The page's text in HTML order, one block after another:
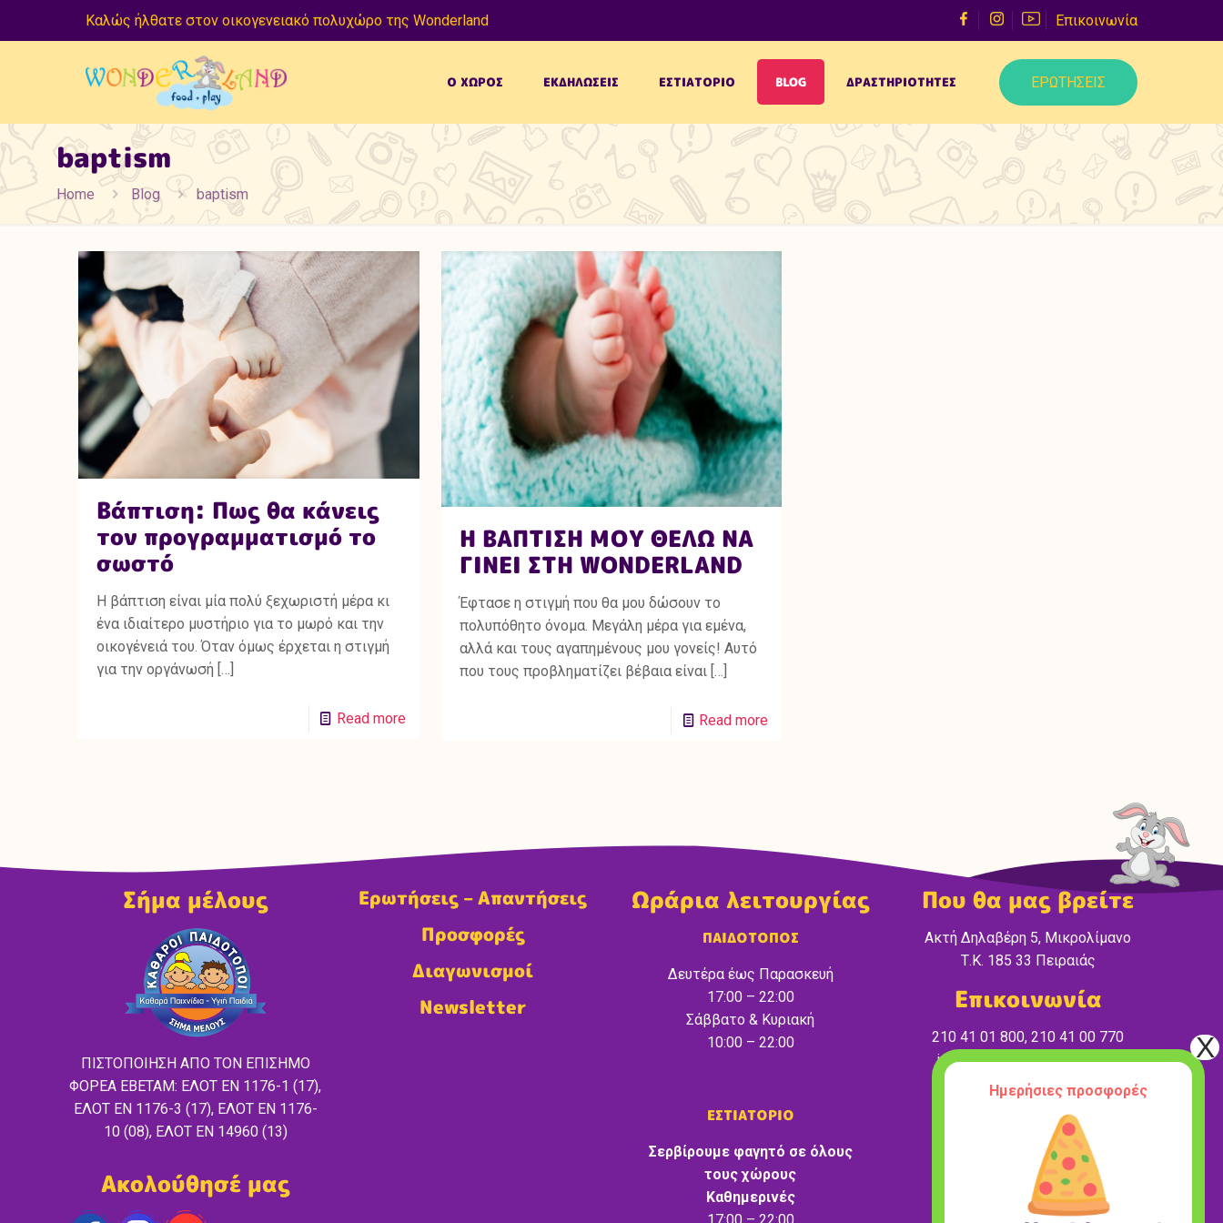
Καλώς ήλθατε στον οικογενειακό πολυχώρο της Wonderland Επικοινωνία
Ο ΧΩΡΟΣ ΕΚΔΗΛΩΣΕΙΣ ΕΣΤΙΑΤΟΡΙΟ BLOG ΔΡΑΣΤΗΡΙΟΤΗΤΕΣ ΕΡΩΤΗΣΕΙΣ
baptism
Home Blog baptism
Βάπτιση: Πως θα κάνεις
τον προγραμματισμό το
σωστό
Η βάπτιση είναι μία πολύ ξεχωριστή μέρα κι
ένα ιδιαίτερο μυστήριο για το μωρό και την
οικογένειά του. Όταν όμως έρχεται η στιγμή
για την οργάνωσή […]
Read more
Η ΒΑΠΤΙΣΗ ΜΟΥ ΘΕΛΩ ΝΑ
ΓΙΝΕΙ ΣΤΗ WONDERLAND
Έφτασε η στιγμή που θα μου δώσουν το
πολυπόθητο όνομα. Μεγάλη μέρα για εμένα,
αλλά και τους αγαπημένους μου γονείς! Αυτό
που τους προβληματίζει βέβαια είναι[…]
Read more
Που θα μας βρείτε
Ακτή Δηλαβέρη 5, Μικρολίμανο
Τ.Κ. 185 33 Πειραιάς
Επικοινωνία
210 41 01 800, 210 41 00 770
info@wonderland-peiraias.gr
Ωράρια λειτουργίας
ΠΑΙΔΟΤΟΠΟΣ
Δευτέρα έως Παρασκευή
17:00 – 22:00
Σάββατο & Κυριακή
10:00 – 22:00
ΕΣΤΙΑΤΟΡΙΟ
Σερβίρουμε φαγητό σε όλους
τους χώρους
Καθημερινές
Ερωτήσεις – Απαντήσεις
Προσφορές
Διαγωνισμοί
Newsletter
Σήμα μέλους
ΠΙΣΤΟΠΟΙΗΣΗ ΑΠΟ ΤΟΝ ΕΠΙΣΗΜΟ
ΦΟΡΕΑ ΕΒΕΤΑΜ: ΕΛΟΤ EN 1176-1 (17),
ΕΛΟΤ ΕΝ 1176-3 (17), ΕΛΟΤ ΕΝ 1176-
10 (08), ΕΛΟΤ ΕΝ 14960 (13)
Ακολούθησέ μας
Ημερήσιες προσφορές